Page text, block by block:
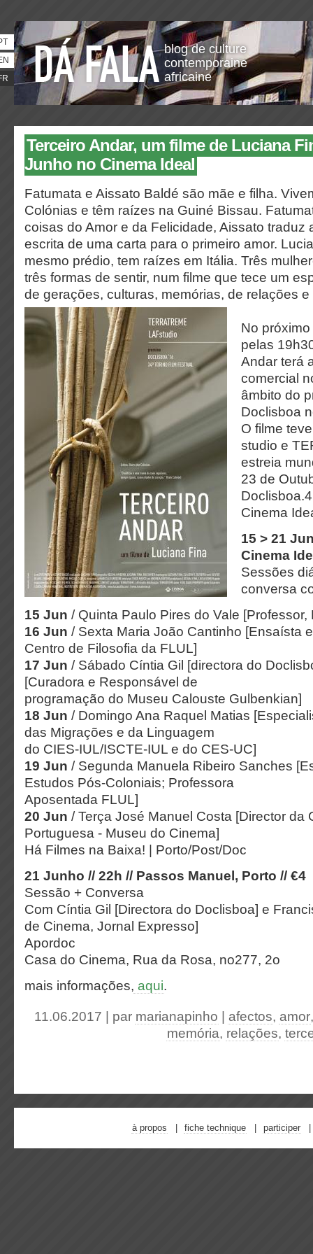
blog de culture
contemporaine
africaine
Terceiro Andar​, um filme de Luciana
Junho no Cinema Ideal
Fatumata e Aissato Baldé são mãe e filha.
Colónias e têm raízes na Guiné Bissau.
coisas do Amor e da Felicidade, Aissato traduz
escrita de uma carta para o primeiro amor.
mesmo prédio, tem raízes em Itália. Três
três formas de sentir, num filme que tece um
de gerações, culturas, memórias, de relações
No
pelas
Andar terá
comercial
âmbito do
Doclisboa
O filme
studio e
estreia
23 de
Cinema
15 > 21
Cinema
Sessões
conversa
15 Jun / Quinta​ Paulo Pires do Vale
16 Jun / Sexta ​Maria João Cantinho [Ensaísta
Centro de Filosofia da FLUL]
17 Jun / Sábado Cíntia Gil [directora do
[Curadora e Responsável de
programação do Museu Calouste Gulbenkian]
18 Jun / Domingo ​Ana Raquel Matias
das Migrações e da Linguagem
do CIES-IUL/ISCTE-IUL e do CES-UC]
19 Jun / Segunda ​Manuela Ribeiro Sanches
Estudos Pós-Coloniais; Professora
Aposentada FLUL]
20 Jun / Terça​ José Manuel Costa [Director da
Portuguesa - Museu do Cinema]
Há Filmes na Baixa!​ |​ Porto/Post/Doc
21 Junho // 22h // Passos Manuel, Porto // €4
Sessão + Conversa
Com Cíntia Gil [Directora do Doclisboa] e
de Cinema, Jornal Expresso]
Apordoc
Casa do Cinema, Rua da Rosa, no277, 2o
mais informações, aqui.
11.06.2017 | par marianapinho afectos, amor
memória, relações,
à propos fiche technique participer